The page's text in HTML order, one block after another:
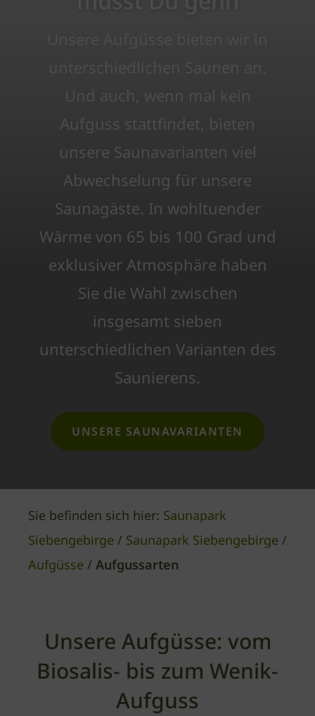
Aufguss stattfindet, bieten
unsere Saunavarianten viel
Abwechselung für unsere
Saunagäste. In wohltuender
Wärme von 65 bis 100 Grad und
exklusiver Atmosphäre haben
Sie die Wahl zwischen
insgesamt sieben
unterschiedlichen Varianten des
Saunierens.
UNSERE SAUNAVARIANTEN
Sie befinden sich hier: Saunapark
Siebengebirge / Saunapark Siebengebirge /
Aufgüsse / Aufgussarten
Unsere Aufgüsse: vom
Biosalis- bis zum Wenik-
Aufguss